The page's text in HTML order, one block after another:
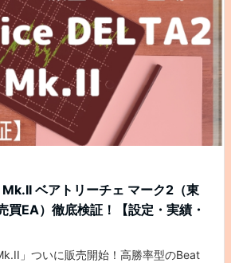
ベアトリーチェ マーク2（東
買EA）徹底検証！【設定・実績・
」ついに販売開始！高勝率型のBeat